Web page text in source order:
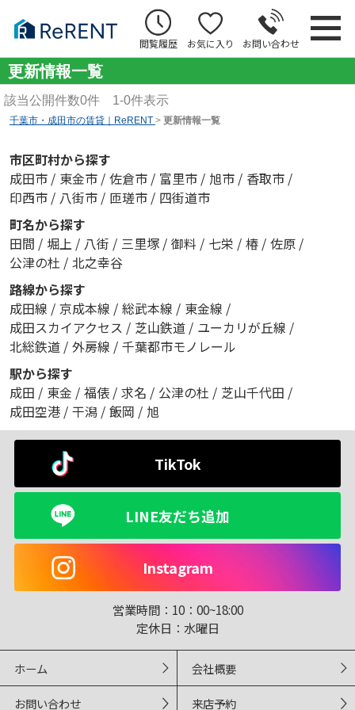
閲覧履歴 お気に入り お問い合わせ
更新情報一覧
該当公開件数0件 1-0件表示
千葉市・成田市の賃貸｜ReRENT > 更新情報一覧
市区町村から探す
成田市 / 東金市 / 佐倉市 / 富里市 / 旭市 / 香取市 /
印西市 / 八街市 / 匝瑳市 / 四街道市
町名から探す
田間 / 堀上 / 八街 / 三里塚 / 御料 / 七栄 / 椿 / 佐原 /
公津の杜 / 北之幸谷
路線から探す
成田線 / 京成本線 / 総武本線 / 東金線 /
成田スカイアクセス / 芝山鉄道 / ユーカリが丘線 /
北総鉄道 / 外房線 / 千葉都市モノレール
駅から探す
成田 / 東金 / 福俵 / 求名 / 公津の杜 / 芝山千代田 /
成田空港 / 干潟 / 飯岡 / 旭
TikTok
LINE友だち追加
Instagram
営業時間： 10：00~18:00
定休日： 水曜日
ホーム 会社概要
お問い合わせ 来店予約